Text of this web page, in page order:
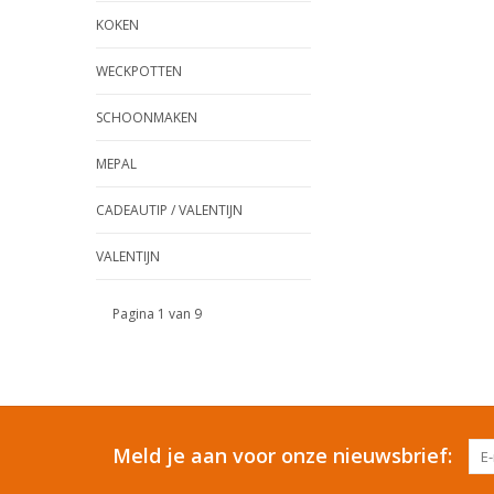
KOKEN
WECKPOTTEN
SCHOONMAKEN
MEPAL
CADEAUTIP / VALENTIJN
VALENTIJN
Pagina 1 van 9
Meld je aan voor onze nieuwsbrief: